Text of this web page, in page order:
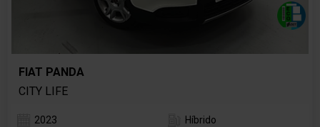
FIAT PANDA
CITY LIFE
2023 Híbrido